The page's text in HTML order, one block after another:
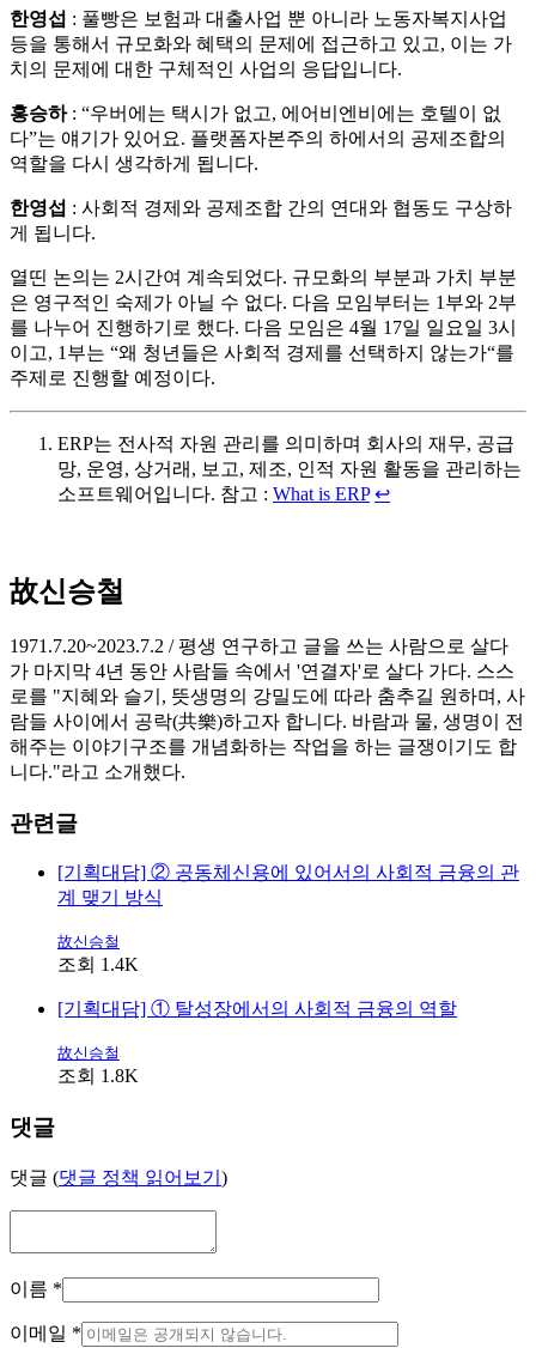
한영섭 : 풀빵은 보험과 대출사업 뿐 아니라 노동자복지사업
등을 통해서 규모화와 혜택의 문제에 접근하고 있고, 이는 가
치의 문제에 대한 구체적인 사업의 응답입니다.
홍승하: “우버에는 택시가 없고, 에어비엔비에는 호텔이 없
다”는 얘기가 있어요. 플랫폼자본주의 하에서의 공제조합의
역할을 다시 생각하게 됩니다.
한영섭 : 사회적 경제와 공제조합 간의 연대와 협동도 구상하
게 됩니다.
열띤 논의는 2시간여 계속되었다. 규모화의 부분과 가치 부분
은 영구적인 숙제가 아닐 수 없다. 다음 모임부터는 1부와 2부
를 나누어 진행하기로 했다. 다음 모임은 4월 17일 일요일 3시
이고, 1부는 “왜 청년들은 사회적 경제를 선택하지 않는가“를
주제로 진행할 예정이다.
ERP는 전사적 자원 관리를 의미하며 회사의 재무, 공급
망, 운영, 상거래, 보고, 제조, 인적 자원 활동을 관리하는
소프트웨어입니다. 참고 : What is ERP ↩
故신승철
1971.7.20~2023.7.2 / 평생 연구하고 글을 쓰는 사람으로 살다
가 마지막 4년 동안 사람들 속에서 '연결자'로 살다 가다. 스스
로를 "지혜와 슬기, 뜻생명의 강밀도에 따라 춤추길 원하며, 사
람들 사이에서 공락(共樂)하고자 합니다. 바람과 물, 생명이 전
해주는 이야기구조를 개념화하는 작업을 하는 글쟁이기도 합
니다."라고 소개했다.
관련글
[기획대담] ② 공동체신용에 있어서의 사회적 금융의 관
계 맺기 방식
故신승철
조회 1.4K
[기획대담] ① 탈성장에서의 사회적 금융의 역할
故신승철
조회 1.8K
댓글
댓글 (댓글 정책 읽어보기 )
이름 *
이메일 *